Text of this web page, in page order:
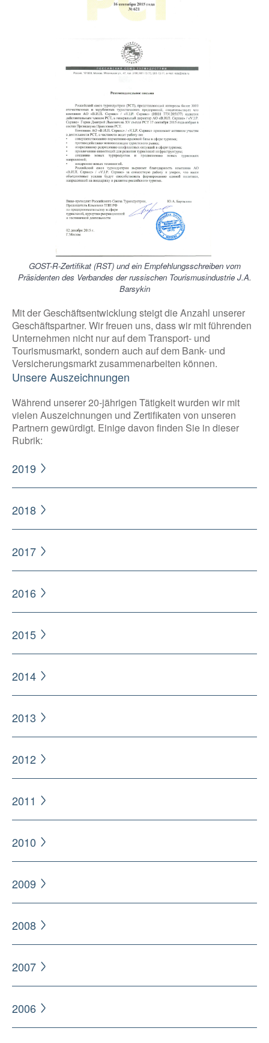
GOST-R-Zertifikat (RST) und ein Empfehlungsschreiben vom
Präsidenten des Verbandes der russischen Tourismusindustrie J.A.
Barsykin
Mit der Geschäftsentwicklung steigt die Anzahl unserer
Geschäftspartner. Wir freuen uns, dass wir mit führenden
Unternehmen nicht nur auf dem Transport- und
Tourismusmarkt, sondern auch auf dem Bank- und
Versicherungsmarkt zusammenarbeiten können.
Unsere Auszeichnungen
Während unserer 20-jährigen Tätigkeit wurden wir mit
vielen Auszeichnungen und Zertifikaten von unseren
Partnern gewürdigt. Einige davon finden Sie in dieser
Rubrik:
2019
2018
2017
2016
2015
2014
2013
2012
2011
2010
2009
2008
2007
2006